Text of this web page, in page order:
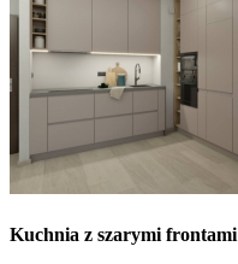
Kuchnia z szarymi frontami